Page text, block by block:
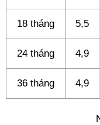
18 tháng 5,5
24 tháng 4,9
36 tháng 4,9